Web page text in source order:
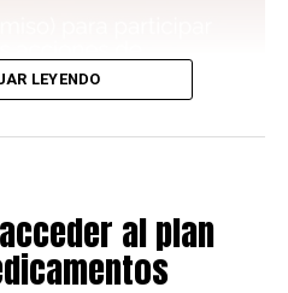
LEYENDO
al plan